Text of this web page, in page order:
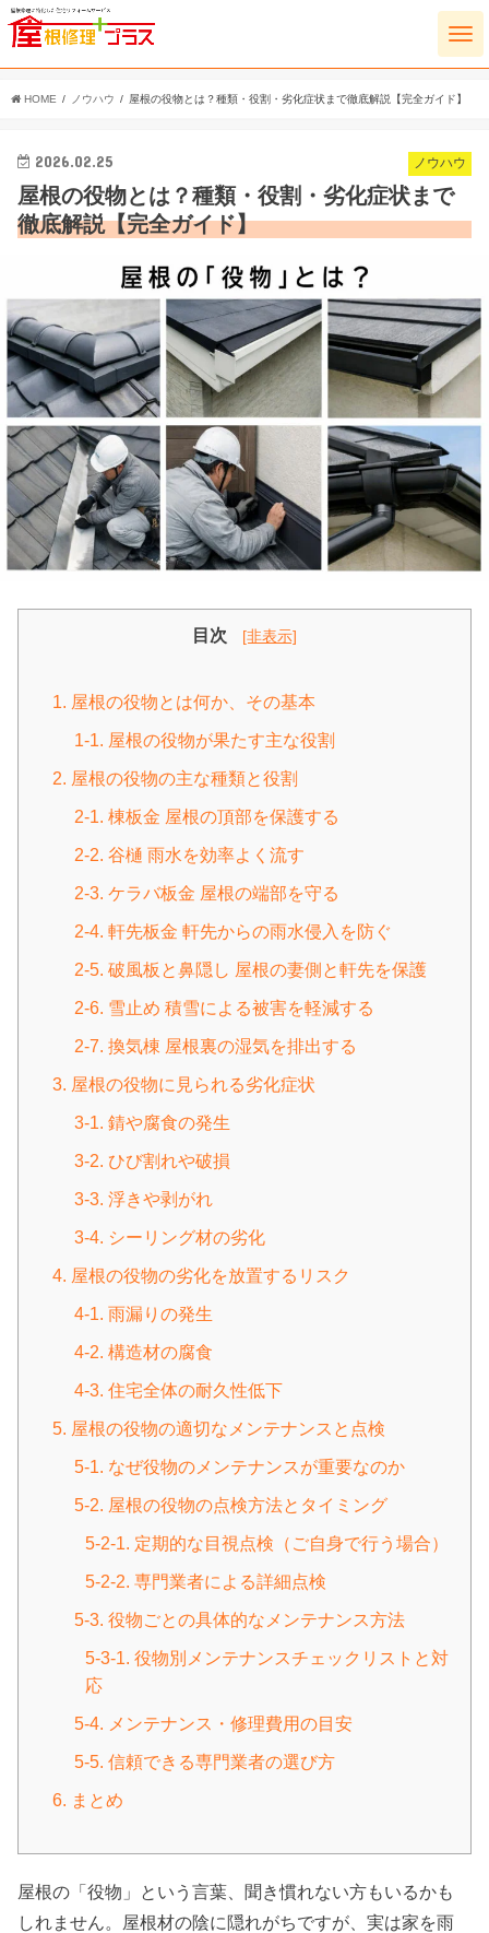
HOME ノウハウ 屋根の役物とは？種類・役割・劣化症状まで徹底解説【完全ガイド】
ノウハウ
2026.02.25
屋根の役物とは？種類・役割・劣化症状まで
徹底解説【完全ガイド】
目次 [非表示]
1. 屋根の役物とは何か、その基本
1-1. 屋根の役物が果たす主な役割
2. 屋根の役物の主な種類と役割
2-1. 棟板金 屋根の頂部を保護する
2-2. 谷樋 雨水を効率よく流す
2-3. ケラバ板金 屋根の端部を守る
2-4. 軒先板金 軒先からの雨水侵入を防ぐ
2-5. 破風板と鼻隠し 屋根の妻側と軒先を保護
2-6. 雪止め 積雪による被害を軽減する
2-7. 換気棟 屋根裏の湿気を排出する
3. 屋根の役物に見られる劣化症状
3-1. 錆や腐食の発生
3-2. ひび割れや破損
3-3. 浮きや剥がれ
3-4. シーリング材の劣化
4. 屋根の役物の劣化を放置するリスク
4-1. 雨漏りの発生
4-2. 構造材の腐食
4-3. 住宅全体の耐久性低下
5. 屋根の役物の適切なメンテナンスと点検
5-1. なぜ役物のメンテナンスが重要なのか
5-2. 屋根の役物の点検方法とタイミング
5-2-1. 定期的な目視点検（ご自身で行う場合）
5-2-2. 専門業者による詳細点検
5-3. 役物ごとの具体的なメンテナンス方法
5-3-1. 役物別メンテナンスチェックリストと対
応
5-4. メンテナンス・修理費用の目安
5-5. 信頼できる専門業者の選び方
6. まとめ
屋根の「役物」という言葉、聞き慣れない方もいるかも
しれません。屋根材の陰に隠れがちですが、実は家を雨